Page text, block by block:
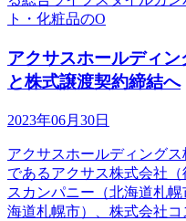
ト・化粧品のО
アクサスホールディ
と株式譲渡契約締結へ
2023年06月30日
アクサスホールディング
であるアクサス株式会社
スカンパニー（北海道札
海道札幌市）、株式会社